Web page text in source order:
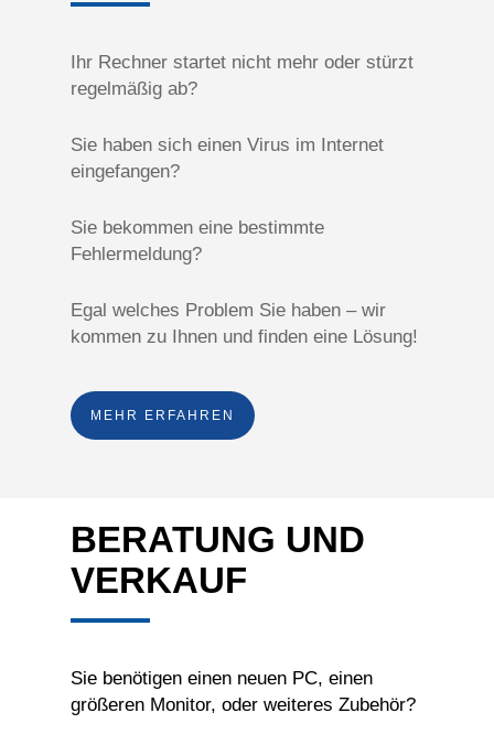
Ihr Rechner startet nicht mehr oder stürzt
regelmäßig ab?
Sie haben sich einen Virus im Internet
eingefangen?
Sie bekommen eine bestimmte
Fehlermeldung?
Egal welches Problem Sie haben – wir
kommen zu Ihnen und finden eine Lösung!
MEHR ERFAHREN
BERATUNG UND
VERKAUF
Sie benötigen einen neuen PC, einen
größeren Monitor, oder weiteres Zubehör?